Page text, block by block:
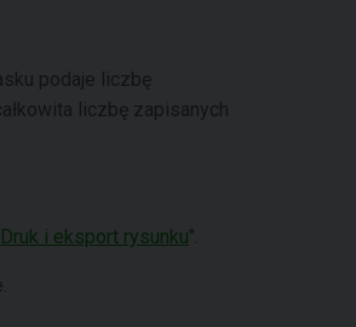
podaje liczbę
liczbę zapisanych
Druk i eksport rysunku".